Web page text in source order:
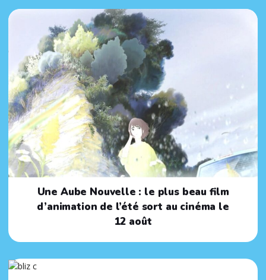
Une Aube Nouvelle : le plus beau film
d’animation de l’été sort au cinéma le
12 août